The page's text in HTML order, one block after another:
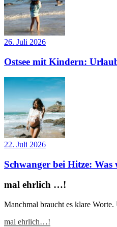
26. Juli 2026
Ostsee mit Kindern:
22. Juli 2026
Schwanger bei Hitze:
mal ehrlich …!
Manchmal braucht es klare
mal ehrlich…!